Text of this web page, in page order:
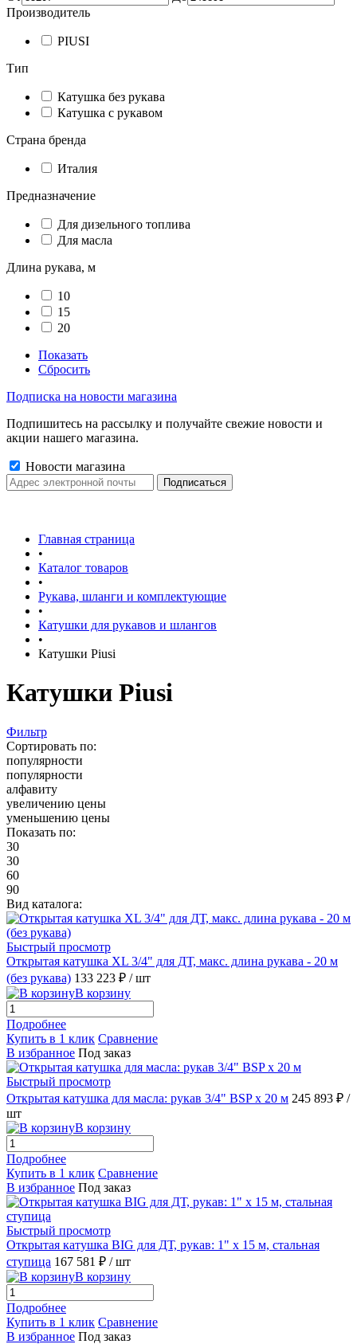
Производитель
PIUSI
Тип
Катушка без рукава
Катушка с рукавом
Страна бренда
Италия
Предназначение
Для дизельного топлива
Для масла
Длина рукава, м
10
15
20
Показать
Сбросить
Подписка на новости магазина
Подпишитесь на рассылку и получайте свежие новости и
акции нашего магазина.
Новости магазина
Главная страница
•
Каталог товаров
•
Рукава, шланги и комплектующие
•
Катушки для рукавов и шлангов
•
Катушки Piusi
Катушки Piusi
Фильтр
Сортировать по:
популярности
популярности
алфавиту
увеличению цены
уменьшению цены
Показать по:
30
30
60
90
Вид каталога:
Быстрый просмотр
Открытая катушка XL 3/4" для ДТ, макс. длина рукава - 20 м
(без рукава) 133 223 ₽ / шт
В корзину
Подробнее
Купить в 1 клик Сравнение
В избранное Под заказ
Быстрый просмотр
Открытая катушка для масла: рукав 3/4" BSP х 20 м 245 893 ₽ /
шт
В корзину
Подробнее
Купить в 1 клик Сравнение
В избранное Под заказ
Быстрый просмотр
Открытая катушка BIG для ДТ, рукав: 1" x 15 м, стальная
ступица 167 581 ₽ / шт
В корзину
Подробнее
Купить в 1 клик Сравнение
В избранное Под заказ